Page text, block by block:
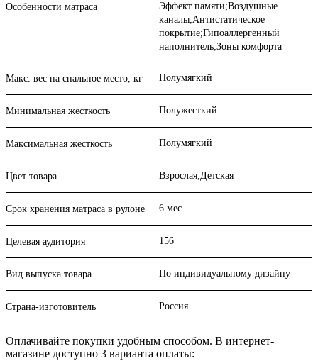
Особенности матраса
Эффект памяти;Воздушные
каналы;Антистатическое
покрытие;Гипоаллергенный
наполнитель;Зоны комфорта
Макс. вес на спальное место, кг Полумягкий
Минимальная жесткость Полужесткий
Максимальная жесткость Полумягкий
Цвет товара Взрослая;Детская
Срок хранения матраса в рулоне 6 мес
Целевая аудитория 156
Вид выпуска товара По индивидуальному дизайну
Страна-изготовитель Россия
Оплачивайте покупки удобным способом. В интернет-
магазине доступно 3 варианта оплаты: